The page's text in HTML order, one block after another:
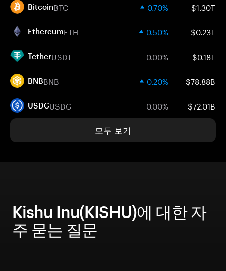
BitcoinBTC 0.70% $1.30T
EthereumETH 0.50% $0.23T
TetherUSDT 0.00% $0.18T
BNBBNB 0.20% $78.88B
USDCUSDC 0.00% $72.01B
모두 보기
Kishu Inu(KISHU)에 대한 자
주 묻는 질문